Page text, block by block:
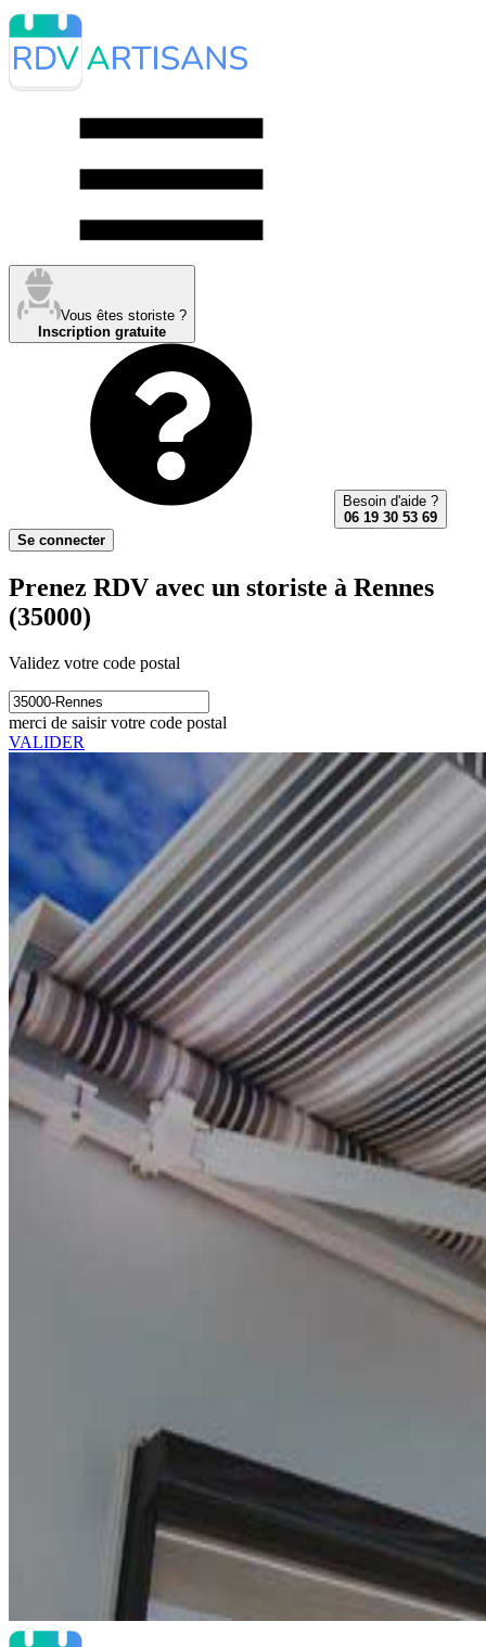
Vous êtes storiste ?
Inscription gratuite
Besoin d'aide ?
06 19 30 53 69
Se connecter
Prenez RDV avec un storiste à Rennes
(35000)
Validez votre code postal
merci de saisir votre code postal
VALIDER